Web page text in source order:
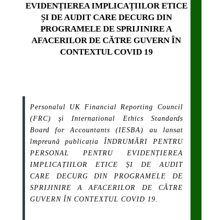
EVIDENȚIEREA IMPLICAȚIILOR ETICE
ȘI DE AUDIT CARE DECURG DIN
PROGRAMELE DE SPRIJINIRE A
AFACERILOR DE CĂTRE GUVERN ÎN
CONTEXTUL COVID 19
Personalul UK Financial Reporting Council
(FRC) și International Ethics Standards
Board for Accountants (IESBA) au lansat
împreună publicația ÎNDRUMĂRI PENTRU
PERSONAL PENTRU EVIDENȚIEREA
IMPLICAȚIILOR ETICE ȘI DE AUDIT
CARE DECURG DIN PROGRAMELE DE
SPRIJINIRE A AFACERILOR DE CĂTRE
GUVERN ÎN CONTEXTUL COVID 19.